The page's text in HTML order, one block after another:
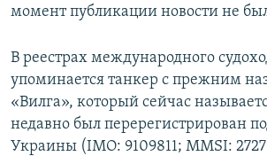
момент публикации новости не
В реестрах международного
упоминается танкер с прежним
«Вилга», который сейчас
недавно был перерегистрирован
Украины (IMO: 9109811; MMSI: